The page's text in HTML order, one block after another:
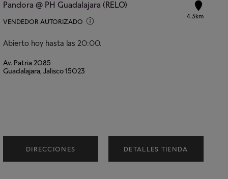
Pandora @ PH Guadalajara (RELO)
VENDEDOR AUTORIZADO
Abierto hoy hasta las 20:00.
4.3km
Av. Patria 2085
Guadalajara, Jalisco 15023
DIRECCIONES DETALLES TIENDA